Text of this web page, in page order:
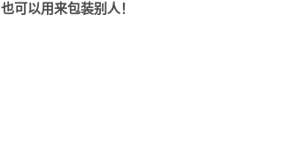
可以用来包装别人！